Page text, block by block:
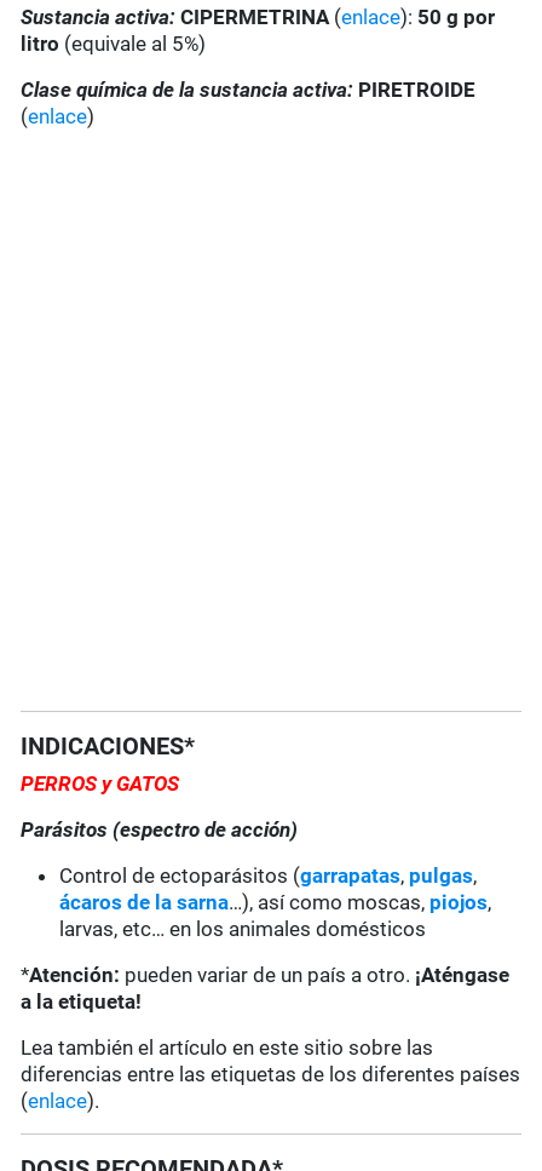
Sustancia activa:CIPERMETRINA (enlace): 50 g por
litro (equivale al 5%)
Clase química de la sustancia activa: PIRETROIDE
(enlace)
INDICACIONES*
PERROS y GATOS
Parásitos (espectro de acción)
Control de ectoparásitos (garrapatas, pulgas,
ácaros de la sarna…), así como moscas, piojos,
larvas, etc… en los animales domésticos
*Atención: pueden variar de un país a otro. ¡Aténgase
a la etiqueta!
Lea también el artículo en este sitio sobre las
diferencias entre las etiquetas de los diferentes países
(enlace).